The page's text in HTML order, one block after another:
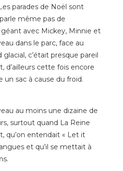
parades de Noël sont
même pas de
géant avec Mickey, Minnie et
dans le parc, face au
c’était presque pareil
d’ailleurs cette fois encore
un sac à cause du froid.
au moins une dizaine de
surtout quand La Reine
qu’on entendait « Let it
et qu’il se mettait à